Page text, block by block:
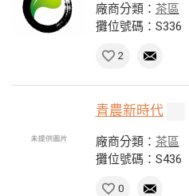
廠商分類： 茶區
攤位號碼：S336
2
青農新時代
廠商分類： 茶區
攤位號碼：S436
0